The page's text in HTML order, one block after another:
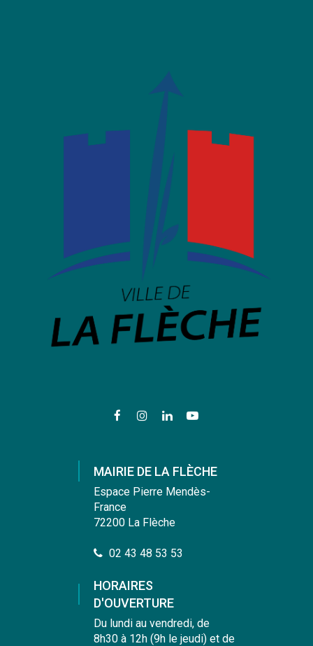
Lien
compte
Lien
compte
Lien
compte
chaîne
MAIRIE DE LA FLÈCHE
Espace Pierre Mendès-
France
72200 La Flèche
02 43 48 53 53
HORAIRES
D'OUVERTURE
Du lundi au vendredi, de
8h30 à 12h (9h le jeudi) et de